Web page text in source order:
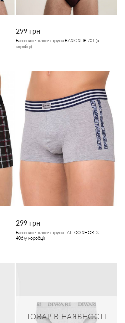
299 грн
Бавовняні чоловічі труси BASIC SLIP 701 (в
коробці)
299 грн
Бавовняні чоловічі труси TATTOO SHORTS
406 (у коробці)
ТОВАР В НАЯВНОСТІ